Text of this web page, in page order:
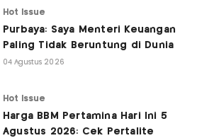
Hot Issue
Purbaya: Saya Menteri Keuangan
Paling Tidak Beruntung di Dunia
04 Agustus 2026
Hot Issue
Harga BBM Pertamina Hari Ini 5
Agustus 2026: Cek Pertalite